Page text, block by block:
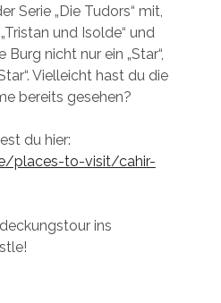
Serie „Die Tudors“ mit,
und Isolde“ und
Burg nicht nur ein „Star“,
Vielleicht hast du die
bereits gesehen?
du hier:
places-to-visit/cahir-
ins